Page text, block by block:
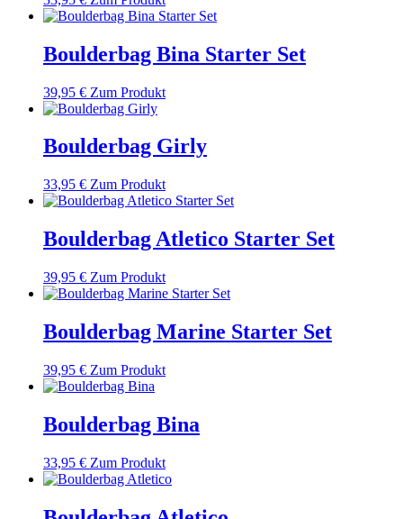
Boulderbag Bina Starter Set
39,95 € Zum Produkt
Boulderbag Girly
33,95 € Zum Produkt
Boulderbag Atletico Starter Set
39,95 € Zum Produkt
Boulderbag Marine Starter Set
39,95 € Zum Produkt
Boulderbag Bina
33,95 € Zum Produkt